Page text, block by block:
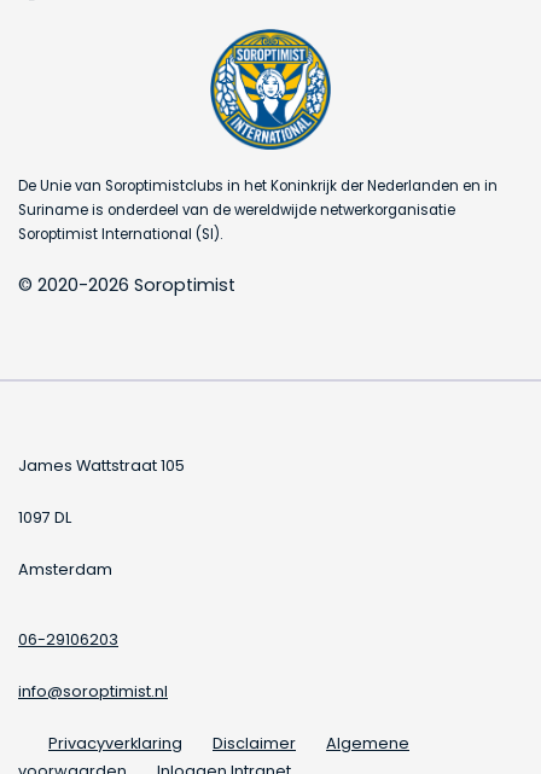
De Unie van Soroptimistclubs in het Koninkrijk der Nederlanden en in
Suriname is onderdeel van de wereldwijde netwerkorganisatie
Soroptimist International (SI).
© 2020-2026 Soroptimist
James Wattstraat 105
1097 DL
Amsterdam
06-29106203
info@soroptimist.nl
Privacyverklaring Disclaimer
Algemene